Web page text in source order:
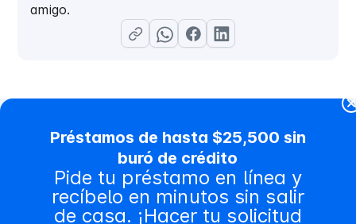
amigo.
Préstamos de hasta $25,500 sin
buró de crédito
Pide tu préstamo en línea y
recíbelo en minutos sin salir
de casa. ¡Hacer tu solicitud
Contenido relacionado